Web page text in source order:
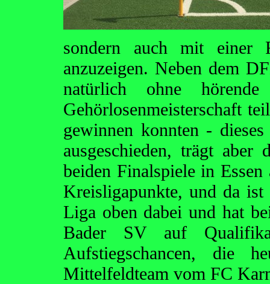
sondern auch mit einer
anzuzeigen. Neben dem
natürlich ohne
Gehörlosenmeisterschaft
gewinnen konnten -
ausgeschieden, trägt aber
beiden Finalspiele in
Kreisligapunkte, und da
Liga oben dabei und hat
Bader SV auf
Aufstiegschancen, die
Mittelfeldteam vom FC